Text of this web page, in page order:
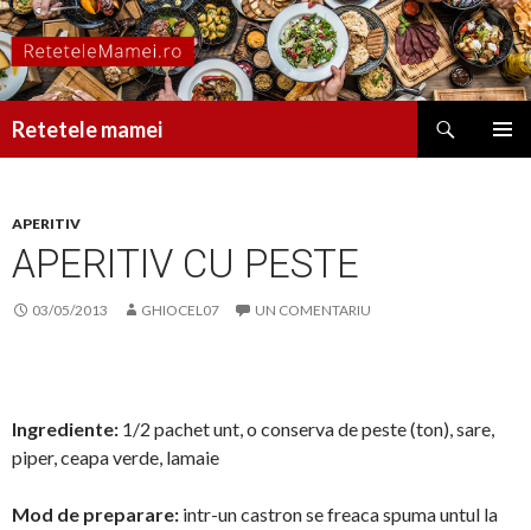
Retetele mamei
APERITIV
APERITIV CU PESTE
03/05/2013 GHIOCEL07 UN COMENTARIU
Ingrediente: 1/2 pachet unt, o conserva de peste (ton), sare,
piper, ceapa verde, lamaie
Mod de preparare: intr-un castron se freaca spuma untul la